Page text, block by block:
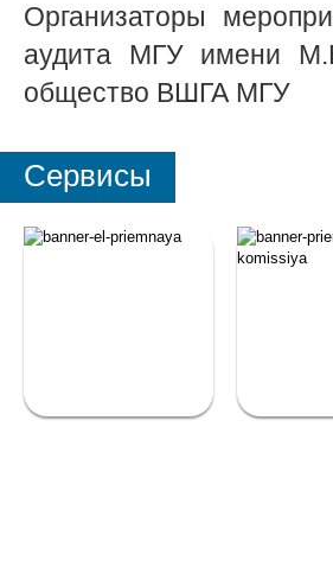
Организаторы
аудита МГУ имени
общество ВШГА МГУ
Сервисы